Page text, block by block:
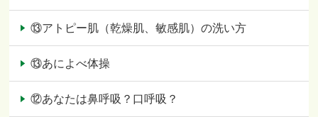
⑬アトピー肌（乾燥肌、敏感肌）の洗い方
⑬あによべ体操
⑫あなたは鼻呼吸？口呼吸？